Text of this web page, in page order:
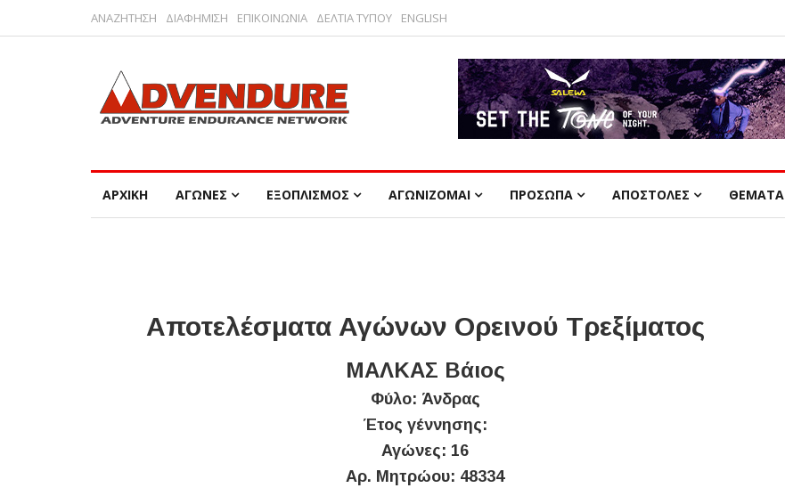
ΑΝΑΖΗΤΗΣΗ ΔΙΑΦΗΜΙΣΗ ΕΠΙΚΟΙΝΩΝΙΑ ΔΕΛΤΙΑ ΤΥΠΟΥ ENGLISH
ΑΡΧΙΚΗ ΑΓΩΝΕΣ ΕΞΟΠΛΙΣΜΟΣ ΑΓΩΝΙΖΟΜΑΙ ΠΡΟΣΩΠΑ ΑΠΟΣΤΟΛΕΣ ΘΕΜΑΤΑ
Αποτελέσματα Αγώνων Ορεινού Τρεξίματος
ΜΑΛΚΑΣ Βάιος
Φύλο: Άνδρας
Έτος γέννησης:
Αγώνες: 16
Αρ. Μητρώου: 48334